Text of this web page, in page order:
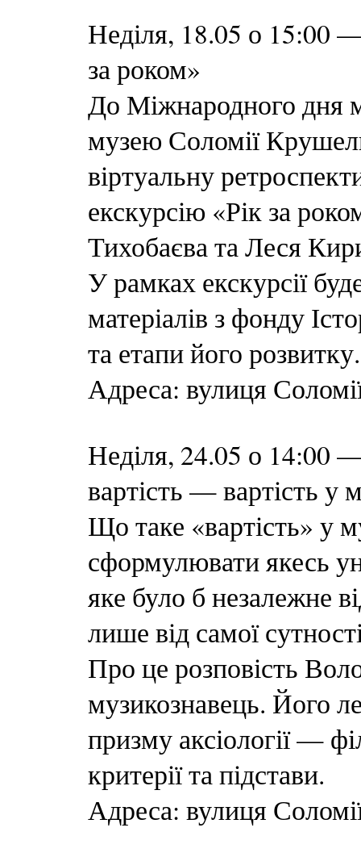
Неділя, 18.05 о 15:00
за роком»
До Міжнародного дня
музею Соломії
віртуальну
екскурсію «Рік за
Тихобаєва та Леся
У рамках екскурсії
матеріалів з фонду
та етапи його розвитку.
Адреса: вулиця
Неділя, 24.05 о 14:00
вартість — вартість у
Що таке «вартість» у
сформулювати якесь
яке було б незалежне
лише від самої
Про це розповість
музикознавець. Його
призму аксіології —
критерії та підстави.
Адреса: вулиця